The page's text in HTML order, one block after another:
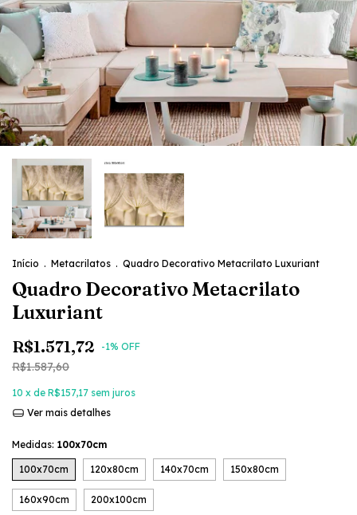
Início . Metacrilatos . Quadro Decorativo Metacrilato Luxuriant
Quadro Decorativo Metacrilato
Luxuriant
R$1.571,72 -1% OFF
R$1.587,60
10 x de R$157,17 sem juros
Ver mais detalhes
Medidas: 100x70cm
100x70cm 120x80cm 140x70cm 150x80cm
160x90cm 200x100cm